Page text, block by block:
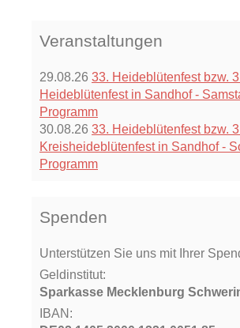
Veranstaltungen
29.08.26 33. Heideblütenfest bzw.
Heideblütenfest in Sandhof -
Programm
30.08.26 33. Heideblütenfest bzw.
Kreisheideblütenfest in Sandhof -
Programm
Spenden
Unterstützen Sie uns mit Ihrer
Geldinstitut:
Sparkasse Mecklenburg
IBAN: